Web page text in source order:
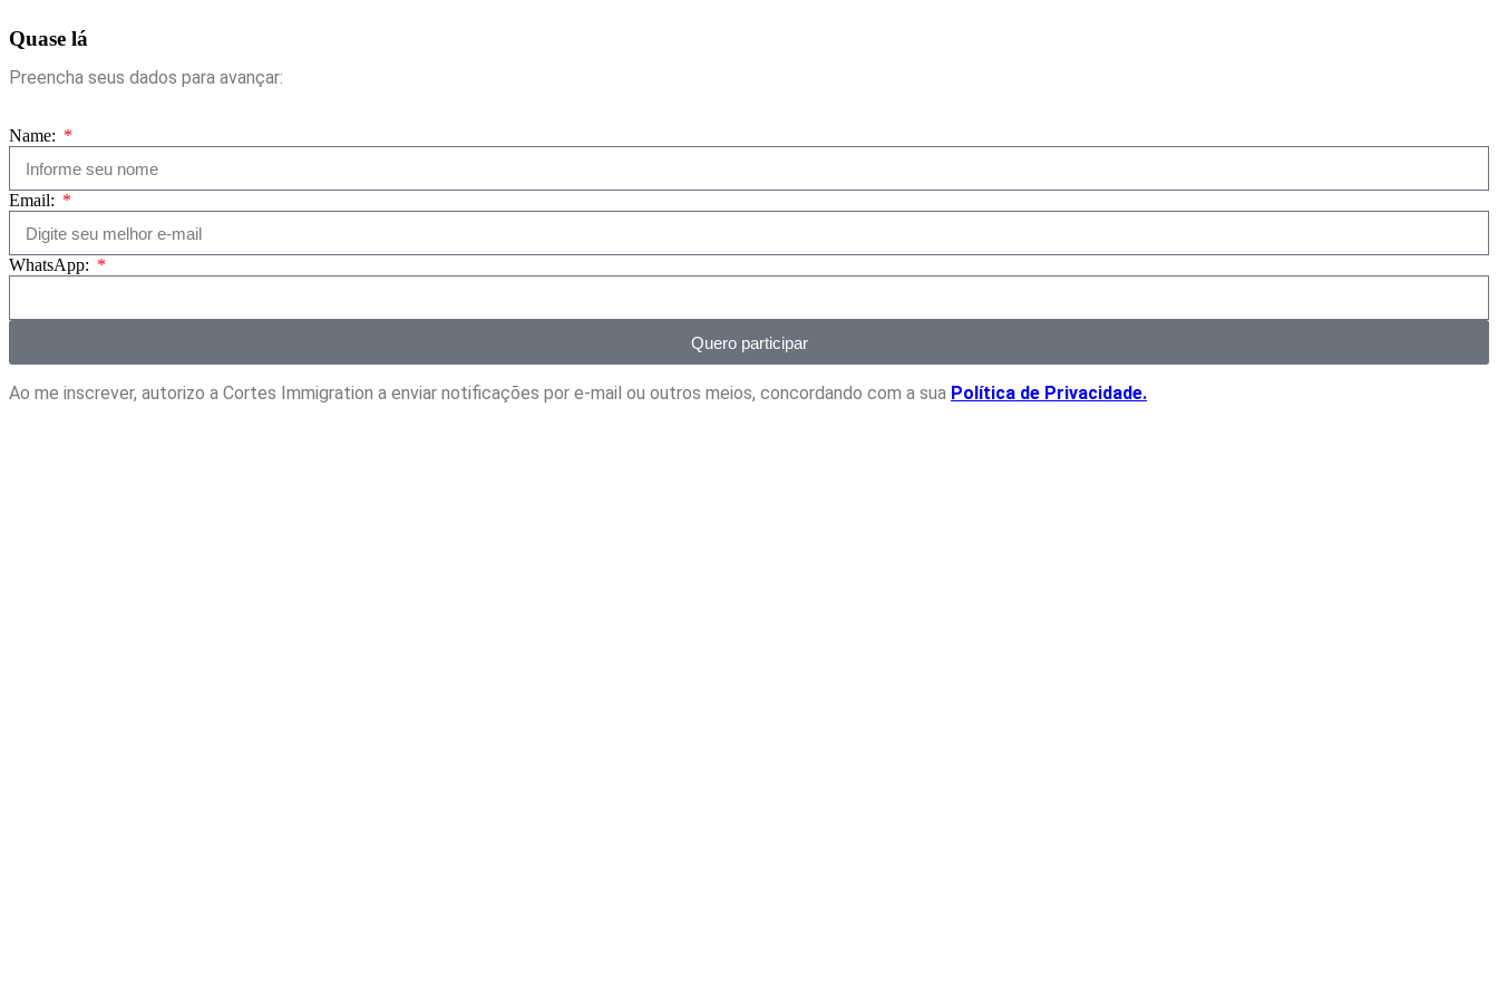
Quase lá
Preencha seus dados para avançar:
Name:
Email:
WhatsApp:
Quero participar
Ao me inscrever, autorizo a Cortes Immigration a enviar notificações por e-mail ou outros meios, concordando com a sua Política de Privacidade.